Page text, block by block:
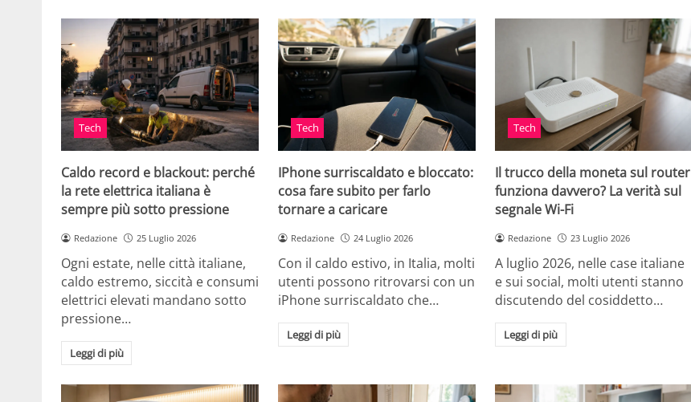
Tech
Caldo record e blackout: perché
la rete elettrica italiana è
sempre più sotto pressione
Redazione 25 Luglio 2026
Ogni estate, nelle città italiane,
caldo estremo, siccità e consumi
elettrici elevati mandano sotto
pressione…
Leggi di più
Tech
IPhone surriscaldato e bloccato:
cosa fare subito per farlo
tornare a caricare
Redazione 24 Luglio 2026
Con il caldo estivo, in Italia, molti
utenti possono ritrovarsi con un
iPhone surriscaldato che…
Leggi di più
Tech
Il trucco della moneta sul router
funziona davvero? La verità sul
segnale Wi-Fi
Redazione 23 Luglio 2026
A luglio 2026, nelle case italiane
e sui social, molti utenti stanno
discutendo del cosiddetto…
Leggi di più